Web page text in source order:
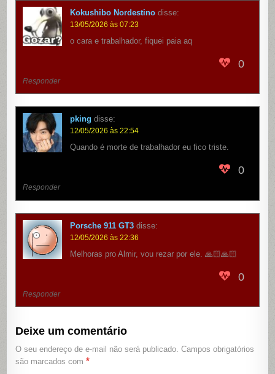
Kokushibo Nordestino disse:
13/05/2026 às 07:23
o cara e trabalhador, fiquei paia aq
0
Responder
pking disse:
12/05/2026 às 22:54
Quando é morte de trabalhador eu fico triste.
0
Responder
Porsche 911 GT3 disse:
12/05/2026 às 22:36
Melhoras pro Almir, vou rezar por ele. 🙏🏻🙏🏻
0
Responder
Deixe um comentário
O seu endereço de e-mail não será publicado. Campos obrigatórios
são marcados com*